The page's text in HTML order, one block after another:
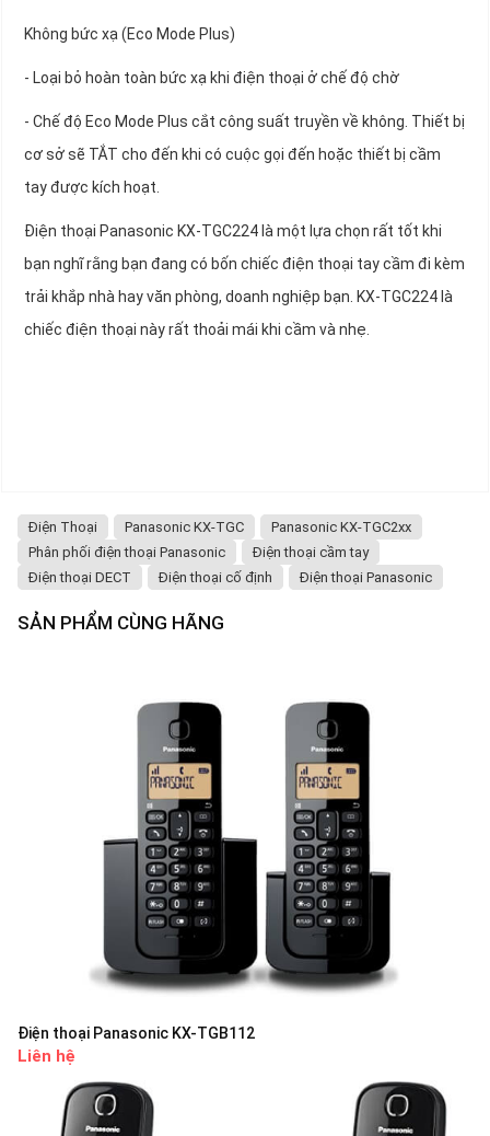
Không bức xạ (Eco Mode Plus)
- Loại bỏ hoàn toàn bức xạ khi điện thoại ở chế độ chờ
- Chế độ Eco Mode Plus cắt công suất truyền về không. Thiết bị
cơ sở sẽ TẮT cho đến khi có cuộc gọi đến hoặc thiết bị cầm
tay được kích hoạt.
Điện thoại Panasonic KX-TGC224 là một lựa chọn rất tốt khi
bạn nghĩ rằng bạn đang có bốn chiếc điện thoại tay cầm đi kèm
trải khắp nhà hay văn phòng, doanh nghiệp bạn. KX-TGC224 là
chiếc điện thoại này rất thoải mái khi cầm và nhẹ.
Điện Thoại Panasonic KX-TGC
Panasonic KX-TGC2xx
Phân phối điện thoại Panasonic
Điện thoại cầm tay
Điện thoại DECT
Điện thoại cố định Điện thoại Panasonic
SẢN PHẨM CÙNG HÃNG
Điện thoại Panasonic KX-TGB112
Liên hệ